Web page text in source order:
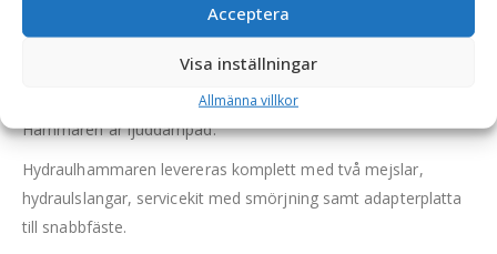
Acceptera
Visa inställningar
Allmänna villkor
maskinvikt 40-70 ton
SMC hydraulhammare är ett robust och driftsäkert verktyg,
baserad på olja/gas patent med enbart två rörliga delar.
Hammaren är ljuddämpad.
Hydraulhammaren levereras komplett med två mejslar,
hydraulslangar, servicekit med smörjning samt adapterplatta
till snabbfäste.